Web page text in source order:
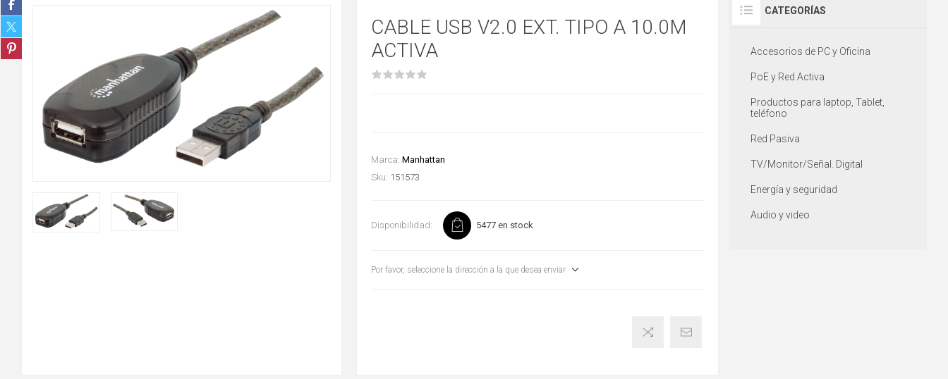
CABLE USB V2.0 EXT. TIPO A 10.0M
ACTIVA
Marca: Manhattan
Sku: 151573
Disponibilidad: 5477 en stock
Por favor, seleccione la dirección a la que desea enviar
CATEGORÍAS
Accesorios de PC y Oficina
PoE y Red Activa
Productos para laptop, Tablet,
teléfono
Red Pasiva
TV/Monitor/Señal. Digital
Energía y seguridad
Audio y video